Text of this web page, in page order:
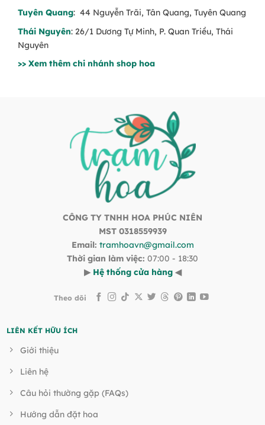
Tuyên Quang: 44 Nguyễn Trãi, Tân Quang, Tuyên Quang
Thái Nguyên: 26/1 Dương Tự Minh, P. Quan Triều, Thái
Nguyên
>> Xem thêm chi nhánh shop hoa
CÔNG TY TNHH HOA PHÚC NIÊN
MST 0318559939
Email: tramhoavn@gmail.com
Thời gian làm việc: 07:00 - 18:30
▶ Hệ thống cửa hàng ◀
Theo dõi
LIÊN KẾT HỮU ÍCH
Giới thiệu
Liên hệ
Câu hỏi thường gặp (FAQs)
Hướng dẫn đặt hoa